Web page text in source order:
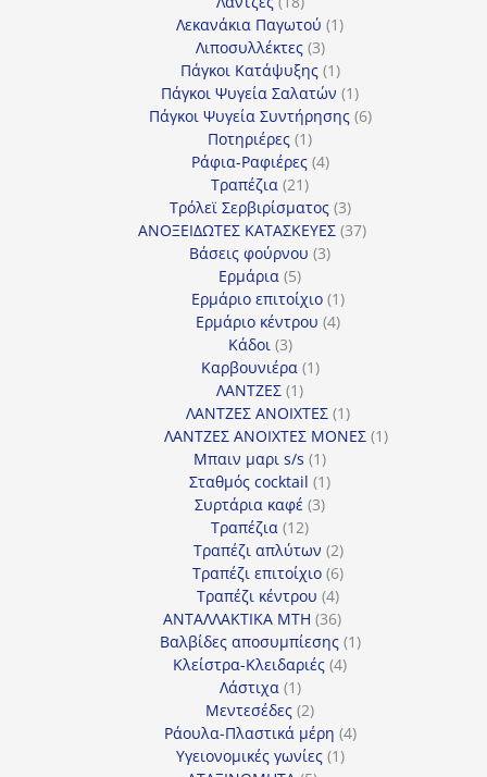
προϊόντα
Λεκανάκια Παγωτού 11
Λιποσυλλέκτες 33
προϊόντα
Πάγκοι Κατάψυξης 11
προϊόν
Πάγκοι Ψυγεία Σαλατών 11
προϊόν
Πάγκοι Ψυγεία Συντήρησης 66
Ποτηριέρες 11
προϊόν
Ράφια-Ραφιέρες 44
Τραπέζια 2121
προϊόντα
Τρόλεϊ Σερβιρίσματος 33
προϊόντα
ΑΝΟΞΕΙΔΩΤΕΣ ΚΑΤΑΣΚΕΥΕΣ 3737
Βάσεις φούρνου 33
Ερμάρια 55
προϊόντα
Ερμάριο επιτοίχιο 11
προϊόν
Ερμάριο κέντρου 44
Κάδοι 33
προϊόντα
Καρβουνιέρα 11
ΛΑΝΤΖΕΣ 11
προϊόν
ΛΑΝΤΖΕΣ ΑΝΟΙΧΤΕΣ 11
προϊόν
ΛΑΝΤΖΕΣ ΑΝΟΙΧΤΕΣ ΜΟΝΕΣ 11
Μπαιν μαρι s/s 11
προϊόν
Σταθμός cocktail 11
Συρτάρια καφέ 33
Τραπέζια 1212
προϊόντα
Τραπέζι απλύτων 22
προϊόντα
Τραπέζι επιτοίχιο 66
προϊόντα
Τραπέζι κέντρου 44
προϊόντα
ΑΝΤΑΛΛΑΚΤΙΚΑ MTH 3636
προϊόντα
Βαλβίδες αποσυμπίεσης 11
Κλείστρα-Κλειδαριές 44
Λάστιχα 11
προϊόν
Μεντεσέδες 22
προϊόντα
Ράουλα-Πλαστικά μέρη 44
Υγειονομικές γωνίες 11